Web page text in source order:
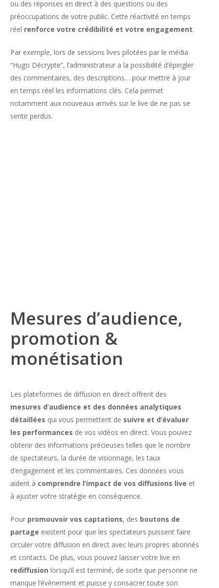
ou des réponses en direct à des questions ou des
préoccupations de votre public. Cette réactivité en temps
réel renforce votre crédibilité et votre engagement.
Par exemple, lors de sessions lives pilotées par le média
“Hugo Décrypte”, l’administrateur a la possibilité d’épingler
des commentaires, des descriptions… pour mettre à jour
en temps réel les informations clés. Cela permet
notamment aux nouveaux arrivés sur le live de ne pas se
sentir perdus.
Mesures d’audience,
promotion &
monétisation
Les plateformes de diffusion en direct offrent des
mesures d’audience et des données analytiques
détaillées qui vous permettent de suivre et d’évaluer
les performances de vos vidéos en direct. Vous pouvez
obtenir des informations précieuses telles que le nombre
de spectateurs, la durée de visionnage, les taux
d’engagement et les commentaires. Ces données vous
aident à comprendre l’impact de vos diffusions live et
à ajuster votre stratégie en conséquence.
Pour promouvoir vos captations, des boutons de
partage existent pour que les spectateurs puissent faire
circuler votre diffusion en direct avec leurs propres abonnés
et contacts. De plus, vous pouvez laisser votre live en
rediffusion lorsqu’il est terminé, de sorte que personne ne
manque l’évènement et puisse y consacrer toute son